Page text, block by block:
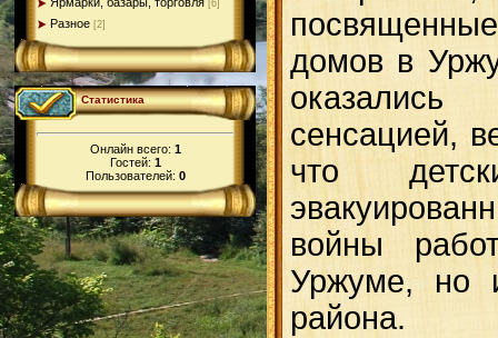
[6]
Разное [2]
Статистика
Онлайн всего: 1
Гостей: 1
Пользователей: 0
домов в
сенсацией,
что
войны
Уржуме, но
района.